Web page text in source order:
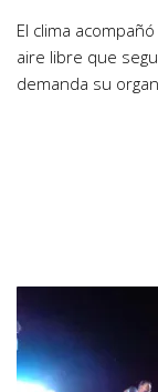
El clima
aire libre que
demanda su